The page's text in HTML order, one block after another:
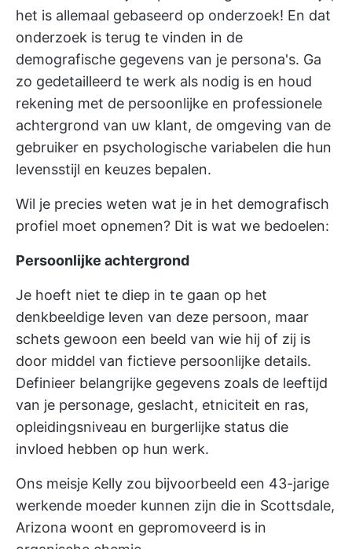
het is allemaal gebaseerd op onderzoek! En dat
onderzoek is terug te vinden in de
demografische gegevens van je persona's. Ga
zo gedetailleerd te werk als nodig is en houd
rekening met de persoonlijke en professionele
achtergrond van uw klant, de omgeving van de
gebruiker en psychologische variabelen die hun
levensstijl en keuzes bepalen.
Wil je precies weten wat je in het demografisch
profiel moet opnemen? Dit is wat we bedoelen:
Persoonlijke achtergrond
Je hoeft niet te diep in te gaan op het
denkbeeldige leven van deze persoon, maar
schets gewoon een beeld van wie hij of zij is
door middel van fictieve persoonlijke details.
Definieer belangrijke gegevens zoals de leeftijd
van je personage, geslacht, etniciteit en ras,
opleidingsniveau en burgerlijke status die
invloed hebben op hun werk.
Ons meisje Kelly zou bijvoorbeeld een 43-jarige
werkende moeder kunnen zijn die in Scottsdale,
Arizona woont en gepromoveerd is in